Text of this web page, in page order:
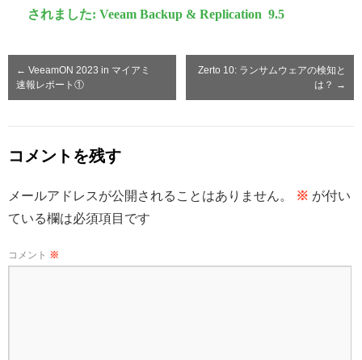
されました: Veeam Backup & Replication 9.5
← VeeamON 2023 in マイアミ
速報レポート①
Zerto 10: ランサムウェアの検知と
は？ →
コメントを残す
メールアドレスが公開されることはありません。 ※ が付い
ている欄は必須項目です
コメント ※